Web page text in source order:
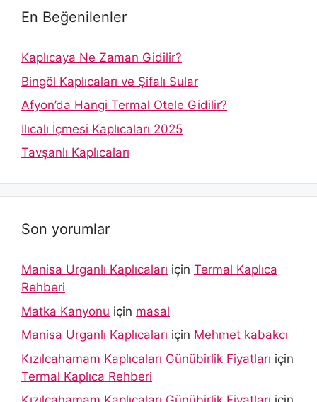
En Beğenilenler
Kaplıcaya Ne Zaman Gidilir?
Bingöl Kaplıcaları ve Şifalı Sular
Afyon’da Hangi Termal Otele Gidilir?
Ilıcalı İçmesi Kaplıcaları 2025
Tavşanlı Kaplıcaları
Son yorumlar
Manisa Urganlı Kaplıcaları için Termal Kaplıca
Rehberi
Matka Kanyonu için masal
Manisa Urganlı Kaplıcaları için Mehmet kabakcı
Kızılcahamam Kaplıcaları Günübirlik Fiyatları için
Termal Kaplıca Rehberi